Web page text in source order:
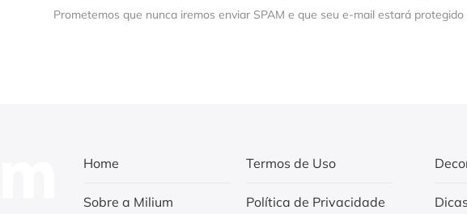
Prometemos que nunca iremos enviar SPAM e que seu e-mail estará protegido
Home
Sobre a Milium
Termos de Uso
Política de Privacidade